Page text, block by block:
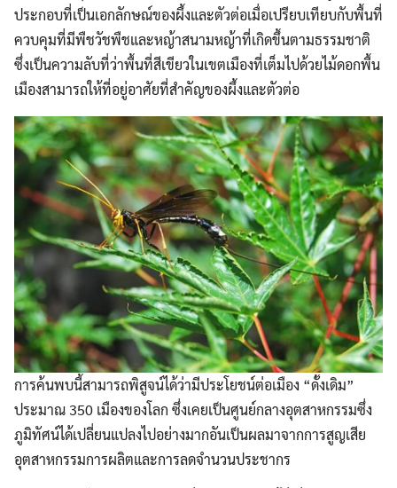
ประกอบที่เป็นเอกลักษณ์ของผึ้งและตัวต่อเมื่อเปรียบเทียบกับพื้นที่
ควบคุมที่มีพืชวัชพืชและหญ้าสนามหญ้าที่เกิดขึ้นตามธรรมชาติ
ซึ่งเป็นความลับที่ว่าพื้นที่สีเขียวในเขตเมืองที่เต็มไปด้วยไม้ดอกพื้น
เมืองสามารถให้ที่อยู่อาศัยที่สำคัญของผึ้งและตัวต่อ
การค้นพบนี้สามารถพิสูจน์ได้ว่ามีประโยชน์ต่อเมือง “ดั้งเดิม”
ประมาณ 350 เมืองของโลก ซึ่งเคยเป็นศูนย์กลางอุตสาหกรรมซึ่ง
ภูมิทัศน์ได้เปลี่ยนแปลงไปอย่างมากอันเป็นผลมาจากการสูญเสีย
อุตสาหกรรมการผลิตและการลดจำนวนประชากร